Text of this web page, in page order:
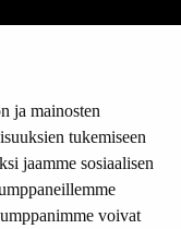
ja mainosten
tukemiseen
jaamme sosiaalisen
voivat